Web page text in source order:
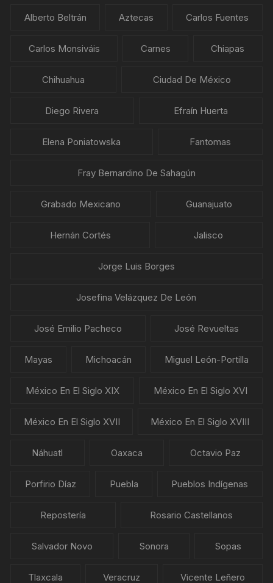
Alberto Beltrán Aztecas Carlos Fuentes
Carlos Monsiváis Carnes Chiapas
Chihuahua Ciudad De México
Diego Rivera Efraín Huerta
Elena Poniatowska Fantomas
Fray Bernardino De Sahagún
Grabado Mexicano Guanajuato
Hernán Cortés Jalisco
Jorge Luis Borges
Josefina Velázquez De León
José Emilio Pacheco José Revueltas
Mayas Michoacán Miguel León-Portilla
México En El Siglo XIX México En El Siglo XVI
México En El Siglo XVII México En El Siglo XVIII
Náhuatl Oaxaca Octavio Paz
Porfirio Díaz Puebla Pueblos Indígenas
Repostería Rosario Castellanos
Salvador Novo Sonora Sopas
Tlaxcala Veracruz Vicente Leñero